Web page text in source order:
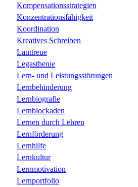
Kompensationsstrategien
Konzentrationsfähigkeit
Koordination
Kreatives Schreiben
Lauttreue
Legasthenie
Lern- und Leistungsstörungen
Lernbehinderung
Lernbiografie
Lernblockaden
Lernen durch Lehren
Lernförderung
Lernhilfe
Lernkultur
Lernmotivation
Lernportfolio